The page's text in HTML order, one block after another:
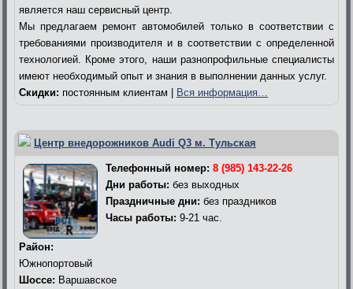
является наш сервисный центр.
Мы предлагаем ремонт автомобилей только в соответствии с
требованиями производителя и в соответствии с определенной
технологией. Кроме этого, наши разнопрофильные специалисты
имеют необходимый опыт и знания в выполнении данных услуг.
Скидки: постоянным клиентам | Вся информация…
Центр внедорожников Audi Q3 м. Тульская
Телефонный номер: 8 (985) 143-22-26
Дни работы: без выходных
Праздничные дни: без праздников
Часы работы: 9-21 час.
Район:
Южнопортовый
Шоссе: Варшавское